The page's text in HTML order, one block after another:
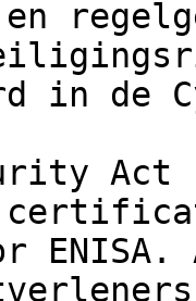
in de
Act